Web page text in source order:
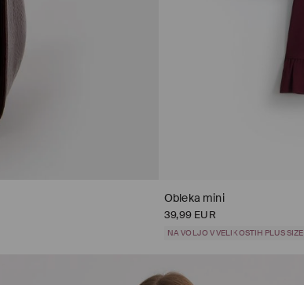
Obleka mini
39,99 EUR
NA VOLJO V VELIKOSTIH PLUS SIZE